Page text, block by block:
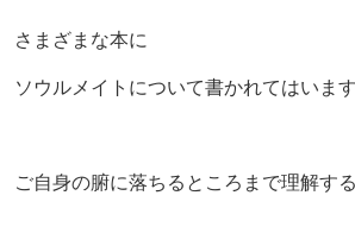
さまざまな本に
ソウルメイトについて書かれてはいます
ご自身の腑に落ちるところまで理解する